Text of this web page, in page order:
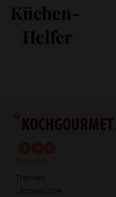
Küchen-
Helfer
Themen
Länderküche